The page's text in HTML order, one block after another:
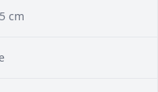
cm